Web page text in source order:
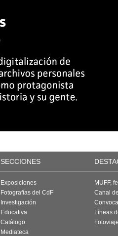
SECCIONES
Exposiciones
Fotografías del CdF
Investigación
Educativa
Catálogo
Mediateca
MUFF,
Canal
Líneas